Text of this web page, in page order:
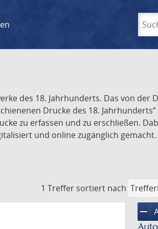
des 18. Jahrhunderts. Das von der
Drucke des 18. Jahrhunderts”
zu erfassen und zu erschließen.
und online zugänglich gemacht.
1 Treffer sortiert nach
remove